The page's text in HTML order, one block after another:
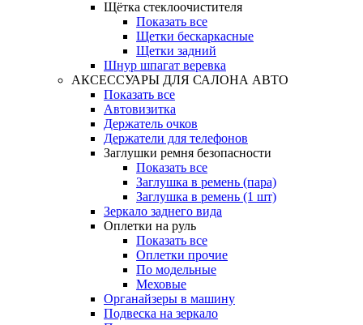
Щётка стеклоочистителя
Показать все
Щетки бескаркасные
Щетки задний
Шнур шпагат веревка
АКСЕССУАРЫ ДЛЯ САЛОНА АВТО
Показать все
Автовизитка
Держатель очков
Держатели для телефонов
Заглушки ремня безопасности
Показать все
Заглушка в ремень (пара)
Заглушка в ремень (1 шт)
Зеркало заднего вида
Оплетки на руль
Показать все
Оплетки прочиe
По модельные
Меховые
Органайзеры в машину
Подвеска на зеркало